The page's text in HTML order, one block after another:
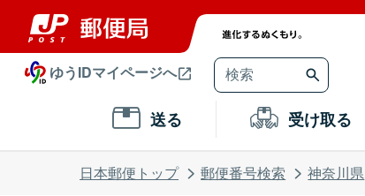
ゆうIDマイページへ
送る 受け取る
日本郵便トップ 郵便番号検索 神奈川県